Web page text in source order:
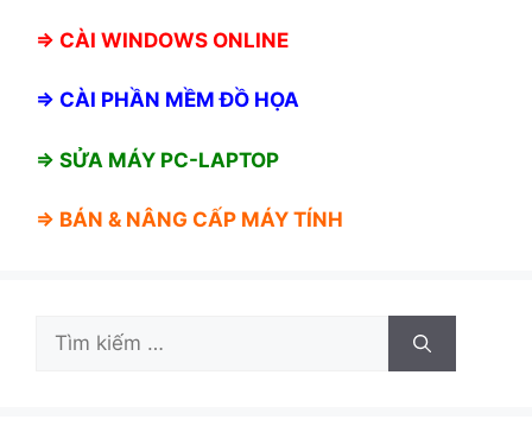
⇒ CÀI WINDOWS ONLINE
⇒ CÀI PHẦN MỀM ĐỒ HỌA
⇒ SỬA MÁY PC-LAPTOP
⇒ BÁN & NÂNG CẤP MÁY TÍNH
Tìm